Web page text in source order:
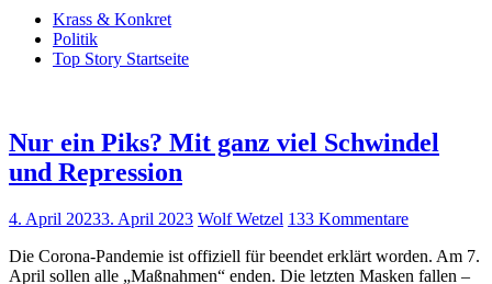
Krass & Konkret
Politik
Top Story Startseite
Nur ein Piks? Mit ganz viel Schwindel
und Repression
4. April 20233. April 2023 Wolf Wetzel 133 Kommentare
Die Corona-Pandemie ist offiziell für beendet erklärt worden. Am 7.
April sollen alle „Maßnahmen“ enden. Die letzten Masken fallen –